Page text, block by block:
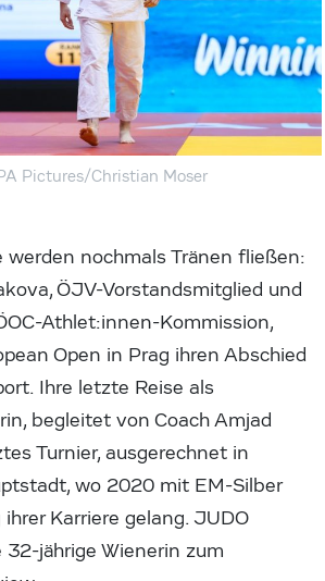
Pictures/Christian Moser
werden nochmals Tränen fließen:
ÖJV-Vorstandsmitglied und
Athlet:innen-Kommission,
Open in Prag ihren Abschied
Ihre letzte Reise als
begleitet von Coach Amjad
Turnier, ausgerechnet in
wo 2020 mit EM-Silber
Karriere gelang. JUDO
32-jährige Wienerin zum